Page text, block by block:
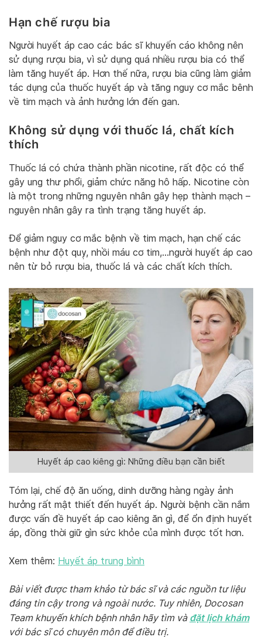
Hạn chế rượu bia
Người huyết áp cao các bác sĩ khuyến cáo không nên
sử dụng rượu bia, vì sử dụng quá nhiều rượu bia có thể
làm tăng huyết áp. Hơn thế nữa, rượu bia cũng làm giảm
tác dụng của thuốc huyết áp và tăng nguy cơ mắc bênh
về tim mạch và ảnh hưởng lớn đến gan.
Không sử dụng với thuốc lá, chất kích
thích
Thuốc lá có chứa thành phần nicotine, rất độc có thể
gây ung thư phổi, giảm chức năng hô hấp. Nicotine còn
là một trong những nguyên nhân gây hẹp thành mạch –
nguyên nhân gây ra tình trạng tăng huyết áp.
Để giảm nguy cơ mắc bệnh về tim mạch, hạn chế các
bệnh như đột quỵ, nhồi máu cơ tim,…người huyết áp cao
nên từ bỏ rượu bia, thuốc lá và các chất kích thích.
Huyết áp cao kiêng gì: Những điều bạn cần biết
Tóm lại, chế độ ăn uống, dinh dưỡng hàng ngày ảnh
hưởng rất mật thiết đến huyết áp. Người bệnh cần nắm
được vấn đề huyết áp cao kiêng ăn gì, để ổn định huyết
áp, đồng thời giữ gìn sức khỏe của mình được tốt hơn.
Xem thêm: Huyết áp trung bình
Bài viết được tham khảo từ bác sĩ và các nguồn tư liệu
đáng tin cậy trong và ngoài nước. Tuy nhiên, Docosan
Team khuyến khích bệnh nhân hãy tìm và đặt lịch khám
với bác sĩ có chuyên môn để điều trị.